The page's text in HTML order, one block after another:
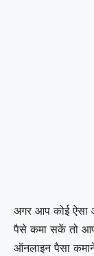
अगर आप कोई ऐसा
पैसे कमा सकें तो
ऑनलाइन पैसा